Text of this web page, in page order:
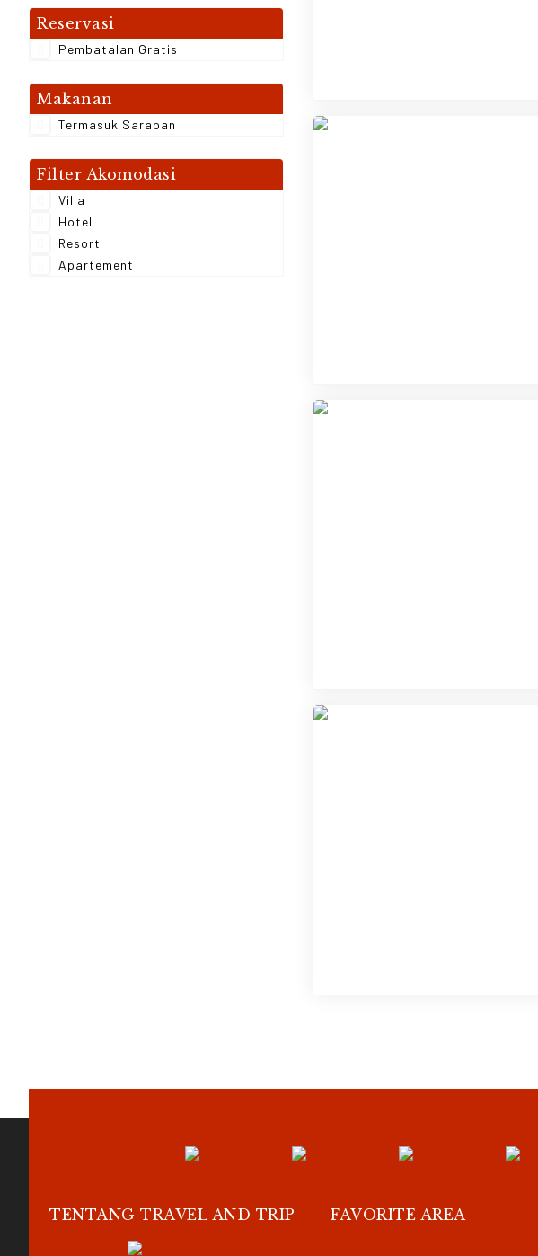
Reservasi
Pembatalan Gratis
Makanan
Termasuk Sarapan
Filter Akomodasi
Villa
Hotel
Resort
Apartement
TENTANG TRAVEL AND TRIP FAVORITE AREA